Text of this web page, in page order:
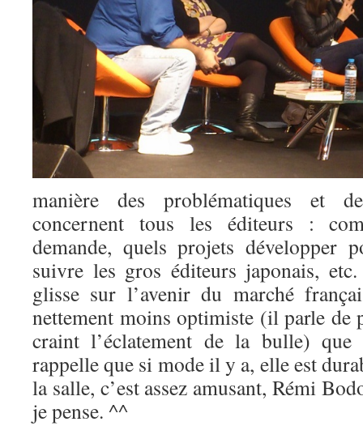
manière des problématiques et
concernent tous les éditeurs :
demande, quels projets développer
suivre les gros éditeurs japonais,
glisse sur l’avenir du marché
nettement moins optimiste (il parle de
craint l’éclatement de la bulle)
rappelle que si mode il y a, elle est
la salle, c’est assez amusant, Rémi
je pense. ^^